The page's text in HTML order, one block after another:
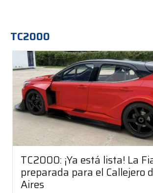
TC2000
TC2000: ¡Ya está lista! La
preparada para el Callejero
Aires